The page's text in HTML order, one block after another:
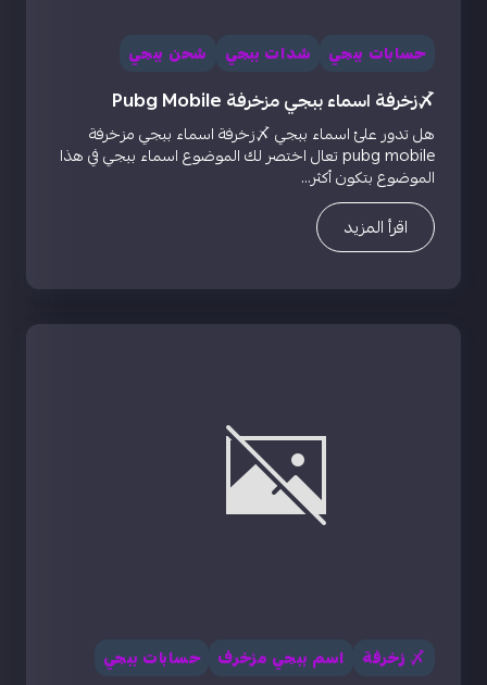
حسابات ببجي شدات ببجي شحن ببجي
〆زخرفة اسماء ببجي مزخرفة Pubg Mobile
هل تدور علئ اسماء ببجي 〆زخرفة اسماء ببجي مزخرفة
pubg mobile تعال اختصر لك الموضوع اسماء ببجي في هذا
الموضوع بتكون أكثر...
اقرأ المزيد
〆 زخرفة اسم ببجي مزخرف حسابات ببجي